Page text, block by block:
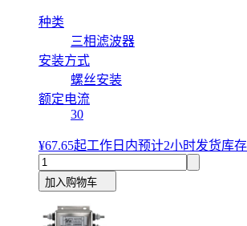
种类
三相滤波器
安装方式
螺丝安装
额定电流
30
¥67.65起工作日内预计2小时发货库
加入购物车